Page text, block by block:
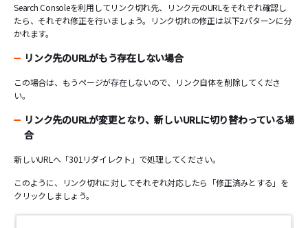
Search Consoleを利用してリンク切れ先、リンク元のURLをそれぞれ確認し
たら、それぞれ修正を行いましょう。リンク切れの修正は以下2パターンに分
かれます。
リンク先のURLがもう存在しない場合
この場合は、もうページが存在しないので、リンク自体を削除してくださ
い。
リンク先のURLが変更となり、新しいURLに切り替わっている場
合
新しいURLへ「301リダイレクト」で処理してください。
このように、リンク切れに対してそれぞれ対応したら「修正済みとする」を
クリックしましょう。